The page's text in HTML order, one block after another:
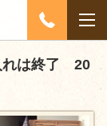
れは終了 20